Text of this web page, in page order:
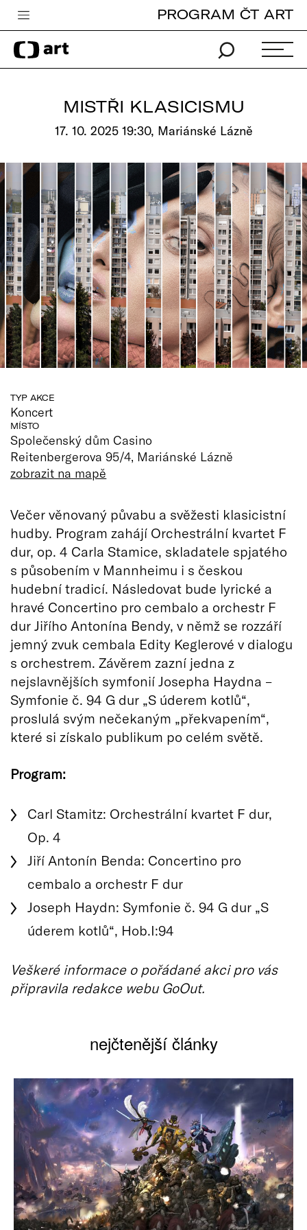
Česká televize
Zpravodajství
Pro děti
edu
Vše o ČT
PROGRAM ČT ART
MISTŘI KLASICISMU
17. 10. 2025 19:30, Mariánské Lázně
TYP AKCE
Koncert
MÍSTO
Společenský dům Casino
Reitenbergerova 95/4, Mariánské Lázně
zobrazit na mapě
Večer věnovaný půvabu a svěžesti klasicistní
hudby. Program zahájí Orchestrální kvartet F
dur, op. 4 Carla Stamice, skladatele spjatého
s působením v Mannheimu i s českou
hudební tradicí. Následovat bude lyrické a
hravé Concertino pro cembalo a orchestr F
dur Jiřího Antonína Bendy, v němž se rozzáří
jemný zvuk cembala Edity Keglerové v dialogu
s orchestrem. Závěrem zazní jedna z
nejslavnějších symfonií Josepha Haydna –
Symfonie č. 94 G dur „S úderem kotlů“,
proslulá svým nečekaným „překvapením“,
které si získalo publikum po celém světě.
Program:
Carl Stamitz: Orchestrální kvartet F dur,
Op. 4
Jiří Antonín Benda: Concertino pro
cembalo a orchestr F dur
Joseph Haydn: Symfonie č. 94 G dur „S
úderem kotlů“, Hob.I:94
Veškeré informace o pořádané akci pro vás
připravila redakce webu GoOut.
nejčtenější články